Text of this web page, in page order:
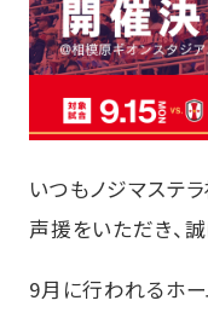
いつもノジマステ
声援をいただき、
9月に行われるホ